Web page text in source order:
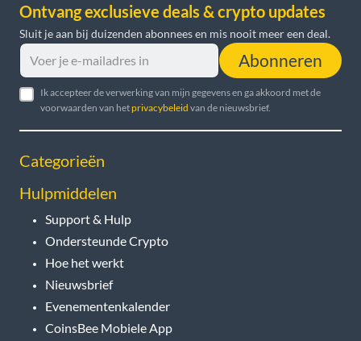
Ontvang exclusieve deals & crypto updates
Sluit je aan bij duizenden abonnees en mis nooit meer een deal.
Abonneren
Ik accepteer de verwerking van mijn gegevens en ga akkoord met de
voorwaarden van hetprivacybeleid van de nieuwsbrief.
Categorieën
Hulpmiddelen
Support & Hulp
Ondersteunde Crypto
Hoe het werkt
Nieuwsbrief
Evenementenkalender
CoinsBee Mobiele App